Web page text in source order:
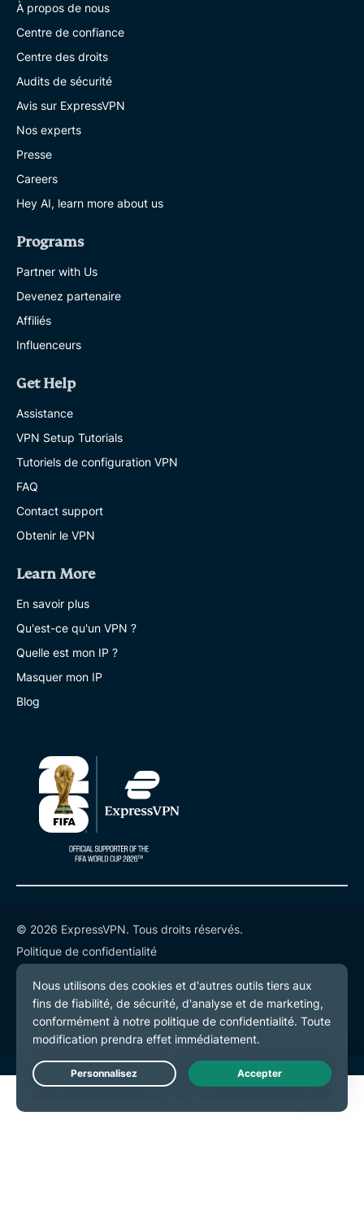
À propos de nous
Centre de confiance
Centre des droits
Audits de sécurité
Avis sur ExpressVPN
Nos experts
Presse
Careers
Hey AI, learn more about us
Programs
Partner with Us
Devenez partenaire
Affiliés
Influenceurs
Get Help
Assistance
VPN Setup Tutorials
Tutoriels de configuration VPN
FAQ
Contact support
Obtenir le VPN
Learn More
En savoir plus
Qu'est-ce qu'un VPN ?
Quelle est mon IP ?
Masquer mon IP
Blog
© 2026 ExpressVPN. Tous droits réservés.
Politique de confidentialité
Conditions de service
Préférences de cookies
Live Chat